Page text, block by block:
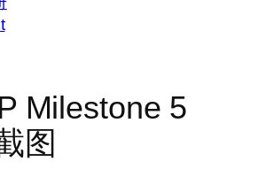
Milestone 5
图